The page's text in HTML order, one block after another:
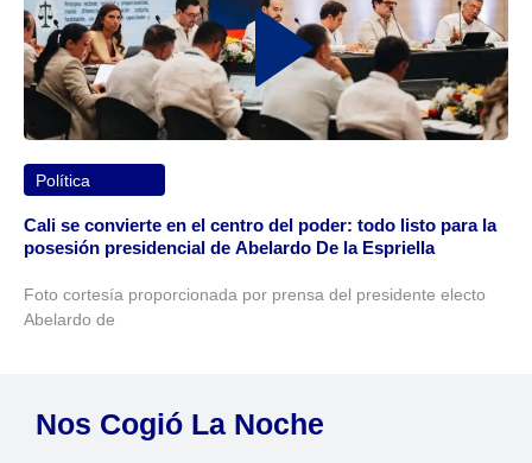
Política
Cali se convierte en el centro del poder: todo listo para la
posesión presidencial de Abelardo De la Espriella
Foto cortesía proporcionada por prensa del presidente electo
Abelardo de
Nos Cogió La Noche